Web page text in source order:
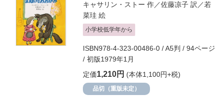
キャサリン・ストー 作／佐藤凉子 訳／若
菜珪 絵
小学校低学年から
ISBN978-4-323-00486-0 / A5判 / 94ページ
/ 初版1979年1月
定価1,210円 (本体1,100円+税)
品切（重版未定）